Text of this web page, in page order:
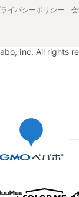
イバシーポリシー
Inc. All rights